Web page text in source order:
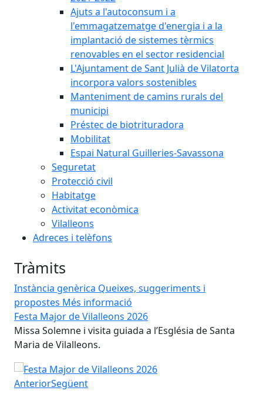
Ajuts a l'autoconsum i a
l'emmagatzematge d'energia i a la
implantació de sistemes tèrmics
renovables en el sector residencial
L'Ajuntament de Sant Julià de Vilatorta
incorpora valors sostenibles
Manteniment de camins rurals del
municipi
Préstec de biotrituradora
Mobilitat
Espai Natural Guilleries-Savassona
Seguretat
Protecció civil
Habitatge
Activitat econòmica
Vilalleons
Adreces i telèfons
Tràmits
Instància genèrica Queixes, suggeriments i
propostes Més informació
Festa Major de Vilalleons 2026
Missa Solemne i visita guiada a l’Església de Santa
Maria de Vilalleons.
Festa Major de Vilalleons 2026
AnteriorSegüent